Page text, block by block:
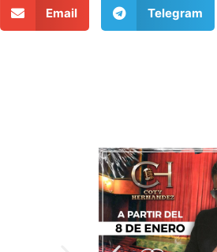
Email Telegram